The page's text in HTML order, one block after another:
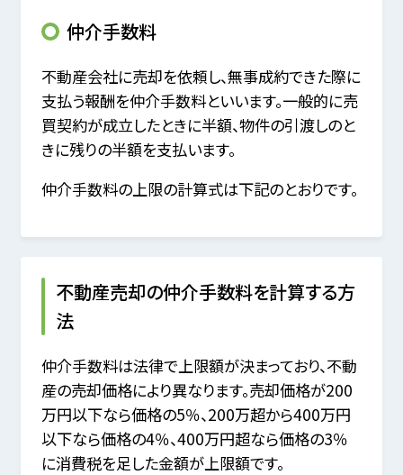
仲介手数料
不動産会社に売却を依頼し、無事成約できた際に
支払う報酬を仲介手数料といいます。一般的に売
買契約が成立したときに半額、物件の引渡しのと
きに残りの半額を支払います。
仲介手数料の上限の計算式は下記のとおりです。
不動産売却の仲介手数料を計算する方
法
仲介手数料は法律で上限額が決まっており、不動
産の売却価格により異なります。売却価格が200
万円以下なら価格の5％、200万超から400万円
以下なら価格の4％、400万円超なら価格の3％
に消費税を足した金額が上限額です。